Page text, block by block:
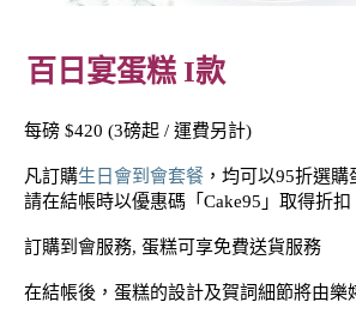
百日宴蛋糕 I款
每磅 $420 (3磅起 / 運費另計)
凡訂購生日會到會套餐 ，均可以95折選購
請在結帳時以優惠碼「Cake95」取得折扣
訂購到會服務, 蛋糕可享免費送貨服務
在結帳後，蛋糕的設計及賀詞細節將由樂